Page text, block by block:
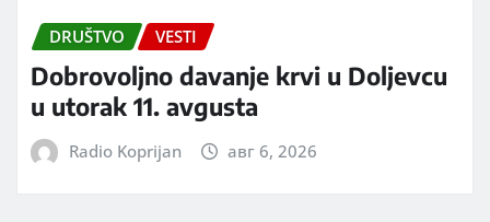
DRUŠTVO VESTI
Dobrovoljno davanje krvi u Doljevcu
u utorak 11. avgusta
Radio Koprijan авг 6, 2026